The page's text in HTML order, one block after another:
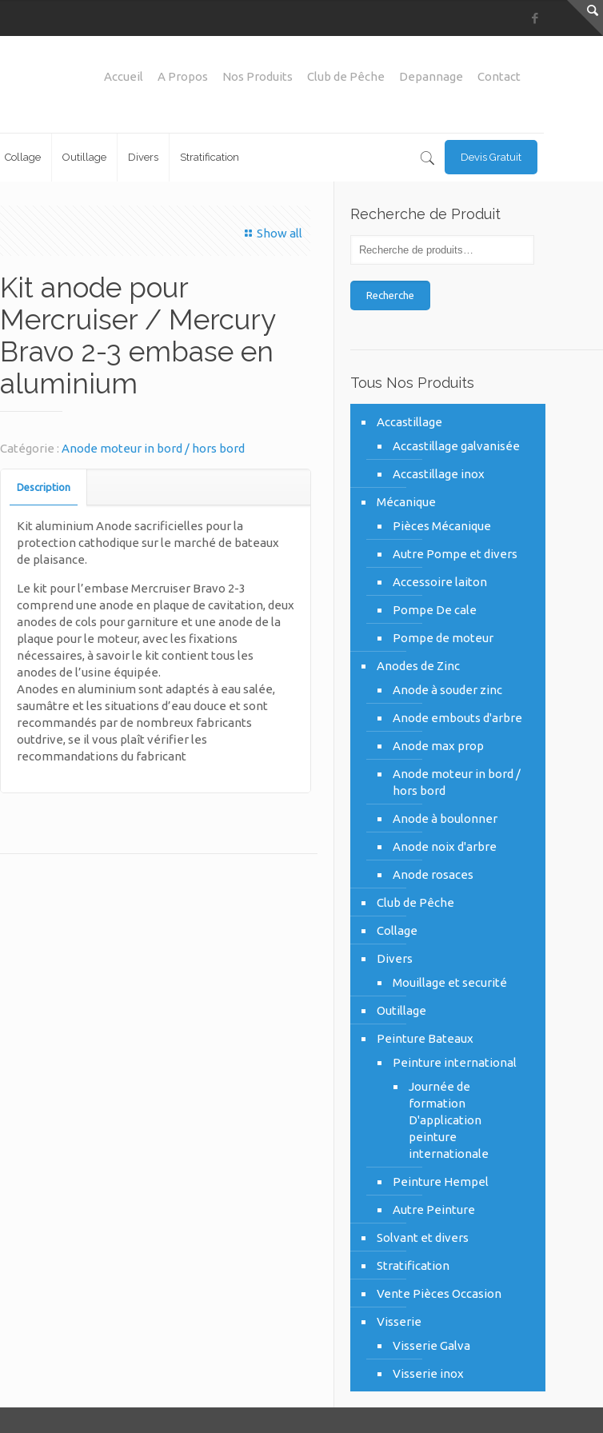
Collage Outillage Divers Stratification
Accueil A Propos Nos Produits Club de Pêche Depannage Contact
Devis Gratuit
Show all
Kit anode pour
Mercruiser / Mercury
Bravo 2-3 embase en
aluminium
Catégorie :Anode moteur in bord / hors bord
Description
Kit aluminium Anode sacrificielles pour la
protection cathodique sur le marché de bateaux
de plaisance.
Le kit pour l’embase Mercruiser Bravo 2-3
comprend une anode en plaque de cavitation, deux
anodes de cols pour garniture et une anode de la
plaque pour le moteur, avec les fixations
nécessaires, à savoir le kit contient tous les
anodes de l’usine équipée.
Anodes en aluminium sont adaptés à eau salée,
saumâtre et les situations d’eau douce et sont
recommandés par de nombreux fabricants
outdrive, se il vous plaît vérifier les
recommandations du fabricant
Recherche de Produit
Recherche
Tous Nos Produits
Accastillage
Accastillage galvanisée
Accastillage inox
Mécanique
Pièces Mécanique
Autre Pompe et divers
Accessoire laiton
Pompe De cale
Pompe de moteur
Anodes de Zinc
Anode à souder zinc
Anode embouts d'arbre
Anode max prop
Anode moteur in bord /
hors bord
Anode à boulonner
Anode noix d'arbre
Anode rosaces
Club de Pêche
Collage
Divers
Mouillage et securité
Outillage
Peinture Bateaux
Peinture international
Journée de
formation
D'application
peinture
internationale
Peinture Hempel
Autre Peinture
Solvant et divers
Stratification
Vente Pièces Occasion
Visserie
Visserie Galva
Visserie inox